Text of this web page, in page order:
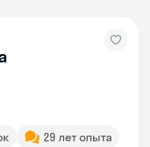
29 лет опыта